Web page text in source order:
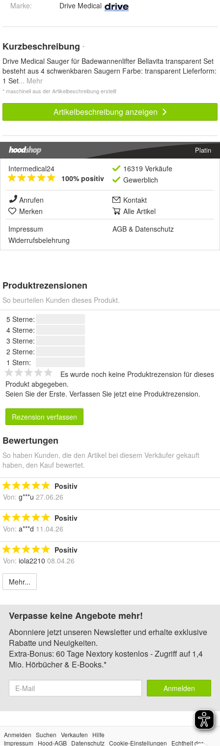
Marke:
Drive Medical
Kurzbeschreibung *
Drive Medical Sauger für Badewannenlifter Bellavita transparent Set
besteht aus 4 schwenkbaren Saugern Farbe: transparent Lieferform:
1 Set... Mehr
* maschinell aus der Artikelbeschreibung erstellt
Artikelbeschreibung anzeigen
Platin
Intermedical24
100% positiv
16319 Verkäufe
Gewerblich
Anrufen
Kontakt
Merken
Alle Artikel
Impressum
AGB & Datenschutz
Widerrufsbelehrung
Produktrezensionen
So beurteilen Kunden dieses Produkt.
5 Sterne:
4 Sterne:
3 Sterne:
2 Sterne:
1 Stern:
Es wurde noch keine Produktrezension für dieses
Produkt abgegeben.
Seien Sie der Erste. Verfassen Sie jetzt eine Produktrezension.
Rezension verfassen
Bewertungen
So haben Kunden, die den Artikel bei diesem Verkäufer gekauft
haben, den Kauf bewertet.
Positiv
Von: g***u 27.06.26
Positiv
Von: a***d 11.04.26
Positiv
Von: iola2210 08.04.26
Mehr...
Verpasse keine Angebote mehr!
Abonniere jetzt unseren Newsletter und erhalte exklusive
Rabatte und Neuigkeiten.
Extra-Bonus: 60 Tage Nextory kostenlos - Zugriff auf 1,4
Mio. Hörbücher & E-Books.*
Anmelden
Anmelden Suchen Verkaufen
Hilfe
Impressum
Hood-AGB Datenschutz Cookie-Einstellungen Echtheit der